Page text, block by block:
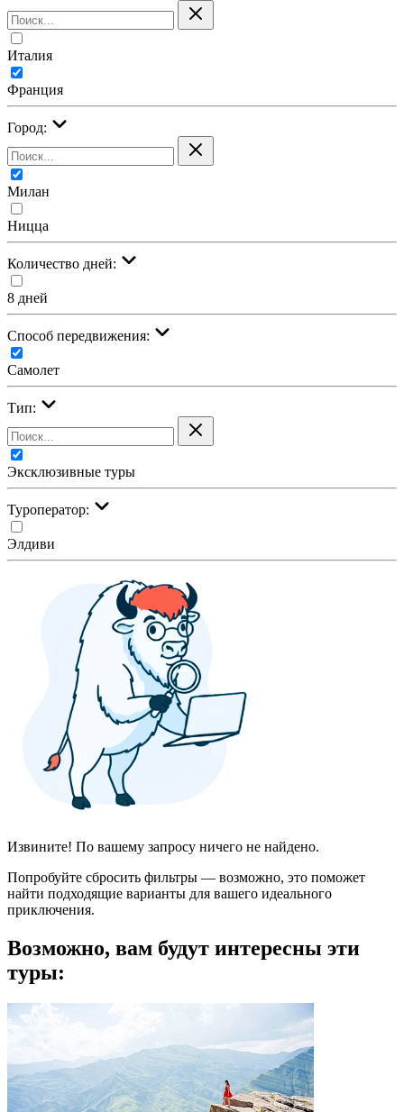
Италия
Франция
Город:
Милан
Ницца
Количество дней:
8 дней
Cпособ передвижения:
Самолет
Тип:
Эксклюзивные туры
Туроператор:
Элдиви
Извините! По вашему запросу ничего не найдено.
Попробуйте сбросить фильтры — возможно, это поможет
найти подходящие варианты для вашего идеального
приключения.
Возможно, вам будут интересны эти
туры: